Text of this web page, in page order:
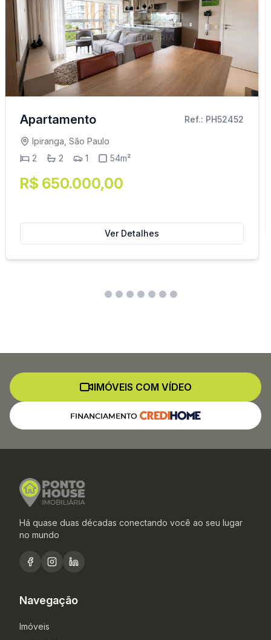
Apartamento Ref.: PH52452
Ipiranga, São Paulo
2
2 1 54m²
R$ 650.000,00
Ver Detalhes
IMÓVEIS COM VÍDEO
Há quase duas décadas conectando você ao seu lugar
no mundo
Navegação
Imóveis